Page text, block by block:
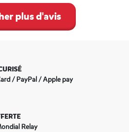
plus d'avis
/ PayPal / Apple pay
Relay